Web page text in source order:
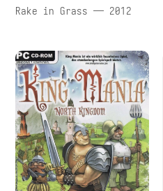
Rake in Grass — 2012